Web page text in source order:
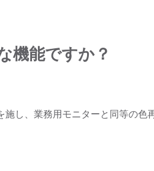
機能ですか？
し、業務用モニターと同等の色